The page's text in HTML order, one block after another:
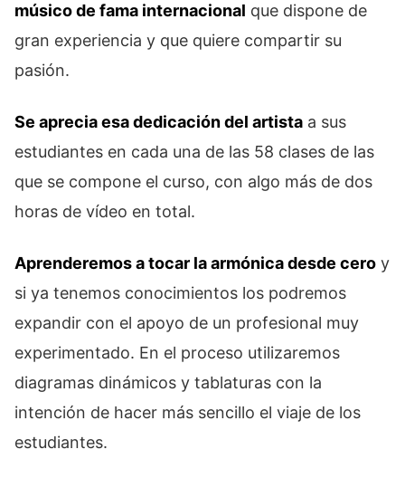
músico de fama internacional que dispone de
gran experiencia y que quiere compartir su
pasión.
Se aprecia esa dedicación del artista a sus
estudiantes en cada una de las 58 clases de las
que se compone el curso, con algo más de dos
horas de vídeo en total.
Aprenderemos a tocar la armónica desde cero y
si ya tenemos conocimientos los podremos
expandir con el apoyo de un profesional muy
experimentado. En el proceso utilizaremos
diagramas dinámicos y tablaturas con la
intención de hacer más sencillo el viaje de los
estudiantes.